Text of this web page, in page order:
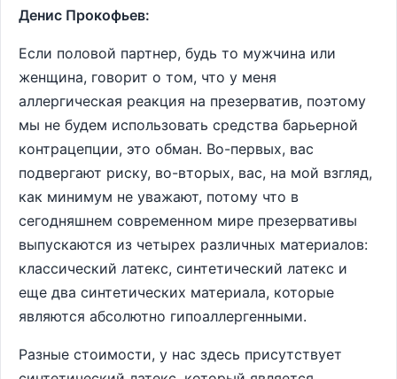
Денис Прокофьев:
Если половой партнер, будь то мужчина или
женщина, говорит о том, что у меня
аллергическая реакция на презерватив, поэтому
мы не будем использовать средства барьерной
контрацепции, это обман. Во-первых, вас
подвергают риску, во-вторых, вас, на мой взгляд,
как минимум не уважают, потому что в
сегодняшнем современном мире презервативы
выпускаются из четырех различных материалов:
классический латекс, синтетический латекс и
еще два синтетических материала, которые
являются абсолютно гипоаллергенными.
Разные стоимости, у нас здесь присутствует